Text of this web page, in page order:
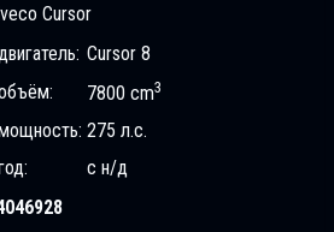
Iveco Cursor
Cursor 8
7800 cm3
275 л.с.
с н/д